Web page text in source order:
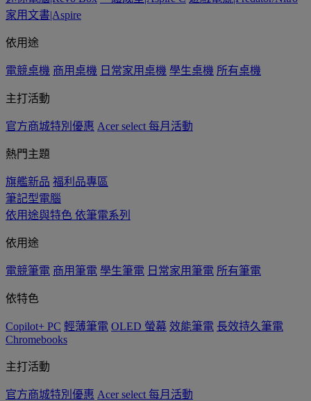
家用文書|Aspire
依用途
電競桌機 商用桌機 日常家用桌機 學生桌機 所有桌機
主打活動
官方商城特別優惠 Acer select 每月活動
熱門主題
旗艦新品 福利品專區
筆記型電腦
依用途與特色 依筆電系列
依用途
電競筆電 商用筆電 學生筆電 日常家用筆電 所有筆電
依特色
Copilot+ PC 輕薄筆電 OLED 螢幕 效能筆電 長效持久筆電
Chromebooks
主打活動
官方商城特別優惠 Acer select 每月活動